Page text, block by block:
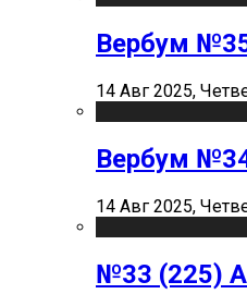
Вербум
14 Авг 2025,
Вербум
14 Авг 2025,
№33 (225)